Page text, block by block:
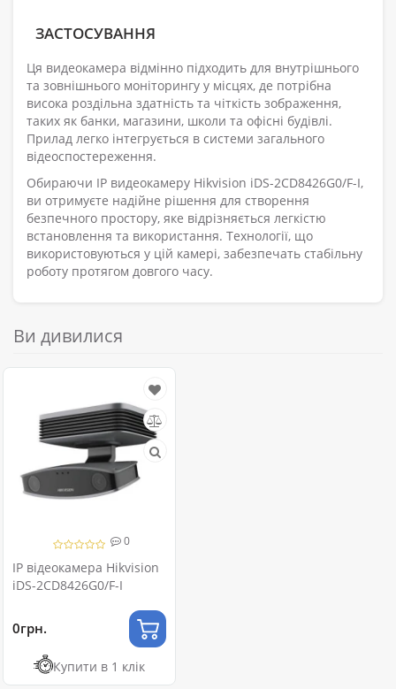
ЗАСТОСУВАННЯ
Ця видеокамера відмінно підходить для внутрішнього
та зовнішнього моніторингу у місцях, де потрібна
висока роздільна здатність та чіткість зображення,
таких як банки, магазини, школи та офісні будівлі.
Прилад легко інтегрується в системи загального
відеоспостереження.
Обираючи IP видеокамеру Hikvision iDS-2CD8426G0/F-I,
ви отримуєте надійне рішення для створення
безпечного простору, яке відрізняється легкістю
встановлення та використання. Технології, що
використовуються у цій камері, забезпечать стабільну
роботу протягом довгого часу.
Ви дивилися
0
IP відеокамера Hikvision
iDS-2CD8426G0/F-I
0грн.
Купити в 1 клік